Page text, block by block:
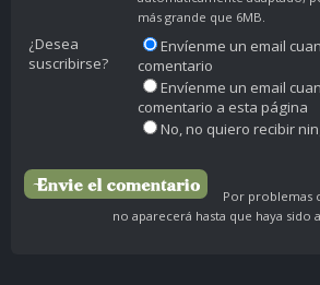
más grande que 6MB.
¿Desea
suscribirse?
Envíenme un email
comentario
Envíenme un email
comentario a esta página
No, no quiero recibir
Por problemas
no aparecerá hasta que haya sido